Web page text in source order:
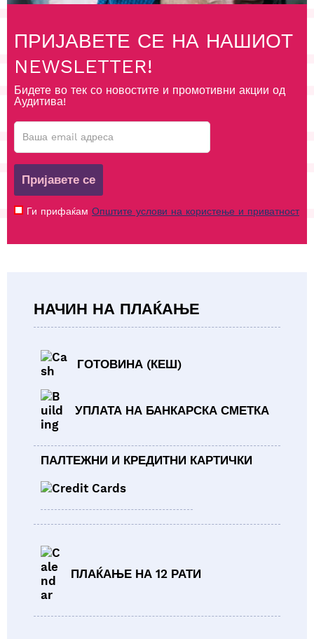
ПРИЈАВЕТЕ СЕ НА НАШИОТ
NEWSLETTER!
Бидете во тек со новостите и промотивни акции од
Аудитива!
Пријавете се
Ги прифаќам Општите услови на користење и приватност
НАЧИН НА ПЛАЌАЊЕ
ГОТОВИНА (КЕШ)
УПЛАТА НА БАНКАРСКА СМЕТКА
ПАЛТЕЖНИ И КРЕДИТНИ КАРТИЧКИ
ПЛАЌАЊЕ НА 12 РАТИ